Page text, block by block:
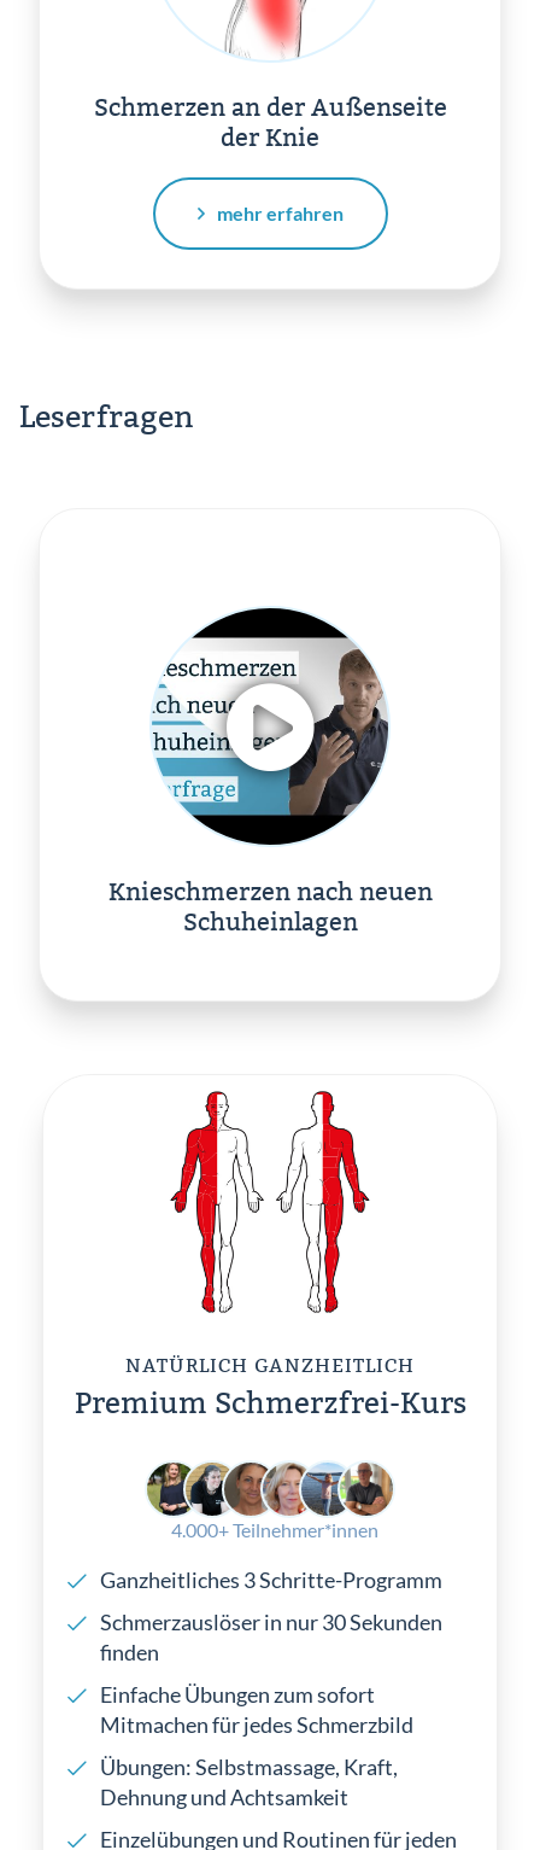
Schmerzen an der Außenseite
der Knie
mehr erfahren
Leserfragen
Knieschmerzen nach neuen
Schuheinlagen
NATÜRLICH GANZHEITLICH
Premium Schmerzfrei-Kurs
4.000+ Teilnehmer*innen
Ganzheitliches 3 Schritte-Programm
Schmerzauslöser in nur 30 Sekunden
finden
Einfache Übungen zum sofort
Mitmachen für jedes Schmerzbild
Übungen: Selbstmassage, Kraft,
Dehnung und Achtsamkeit
Einzelübungen und Routinen für jeden